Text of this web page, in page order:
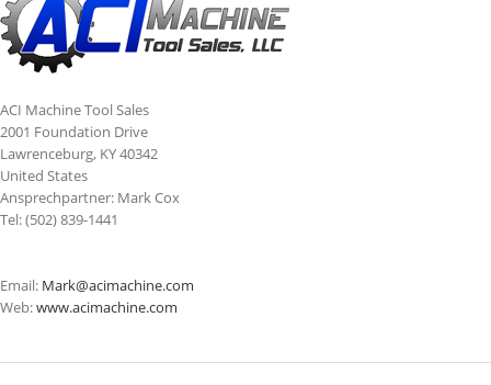
ACI Machine Tool Sales
2001 Foundation Drive
Lawrenceburg, KY 40342
United States
Ansprechpartner: Mark Cox
Tel: (502) 839-1441
Email: Mark@acimachine.com
Web:www.acimachine.com